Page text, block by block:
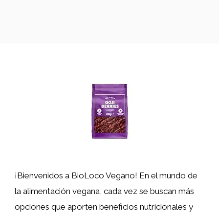
¡Bienvenidos a BioLoco Vegano! En el mundo de
la alimentación vegana, cada vez se buscan más
opciones que aporten beneficios nutricionales y